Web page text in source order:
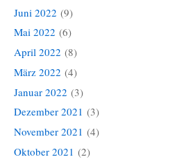
Juni 2022 (9)
Mai 2022 (6)
April 2022 (8)
März 2022 (4)
Januar 2022 (3)
Dezember 2021 (3)
November 2021 (4)
Oktober 2021 (2)